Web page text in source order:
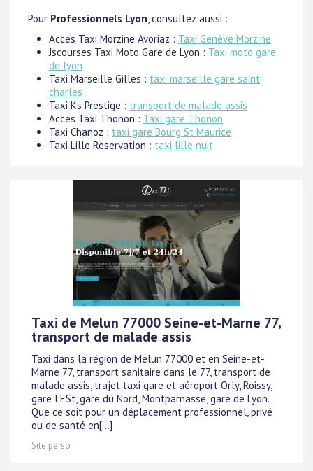
Pour Professionnels Lyon , consultez aussi :
Acces Taxi Morzine Avoriaz : Taxi Genève Morzine
Jscourses Taxi Moto Gare de Lyon : Taxi moto gare
de lyon
Taxi Marseille Gilles : taxi marseille gare saint
charles
Taxi Ks Prestige : transport de malade assis
Acces Taxi Thonon : Taxi gare Thonon
Taxi Chanoz : taxi gare Bourg St Maurice
Taxi Lille Reservation : taxi lille nuit
Taxi de Melun 77000 Seine-et-Marne 77,
transport de malade assis
Taxi dans la région de Melun 77000 et en Seine-et-
Marne 77, transport sanitaire dans le 77, transport de
malade assis, trajet taxi gare et aéroport Orly, Roissy,
gare l'ESt, gare du Nord, Montparnasse, gare de Lyon.
Que ce soit pour un déplacement professionnel, privé
ou de santé en[...]
Site perso